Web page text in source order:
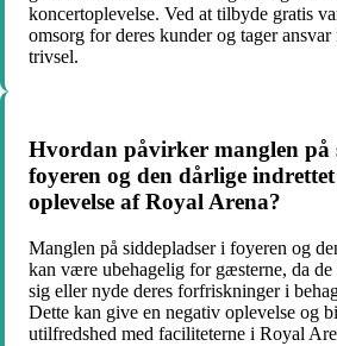
koncertoplevelse. Ved at tilbyde gratis
omsorg for deres kunder og tager
trivsel.
Hvordan påvirker manglen på
foyeren og den dårlige
oplevelse af Royal Arena?
Manglen på siddepladser i foyeren og
kan være ubehagelig for gæsterne, da
sig eller nyde deres forfriskninger i
Dette kan give en negativ oplevelse og
utilfredshed med faciliteterne i Royal